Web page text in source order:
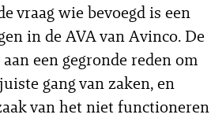
vraag wie bevoegd is een
in de AVA van Avinco. De
een gegronde reden om
gang van zaken, en
van het niet functioneren